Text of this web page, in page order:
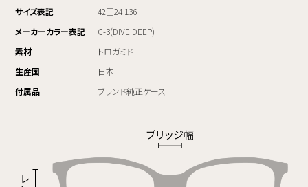
サイズ表記
42□24 136
メーカーカラー表記
C-3(DIVE DEEP)
素材
トロガミド
生産国
日本
付属品
ブランド純正ケース